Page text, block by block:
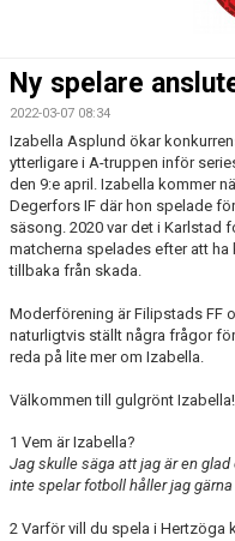
TRUPPEN
BILDGALLERI
DOKUMENT
KONTAKT
HISTORIA
Ny spelare
2022-03-07 08:34
Izabella Asplund ökar
ytterligare i A-truppen inför
den 9:e april. Izabella kommer
Degerfors IF där hon spelade
säsong. 2020 var det i Karlstad
matcherna spelades efter att ha
tillbaka från skada.
Moderförening är Filipstads FF
naturligtvis ställt några frågor
reda på lite mer om Izabella.
Välkommen till gulgrönt Izabella!
1 Vem är Izabella?
Jag skulle säga att jag är en
inte spelar fotboll håller jag
2 Varför vill du spela i Hertzöga